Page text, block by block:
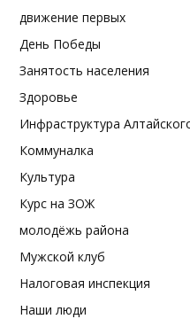
движение первых
День Победы
Занятость населения
Здоровье
Инфраструктура
Коммуналка
Культура
Курс на ЗОЖ
молодёжь района
Мужской клуб
Налоговая инспекция
Наши люди